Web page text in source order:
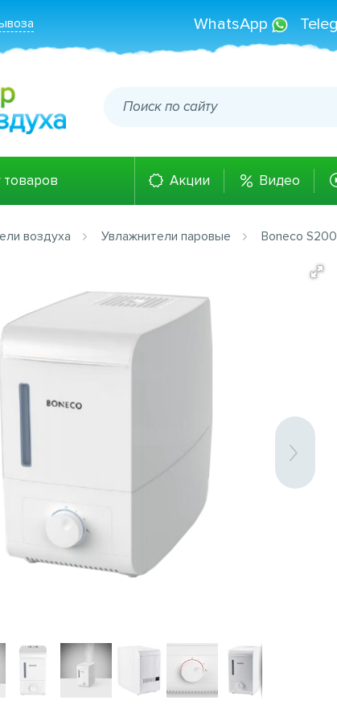
WhatsApp
товаров Акции Видео
воздуха Увлажнители паровые Boneco S200